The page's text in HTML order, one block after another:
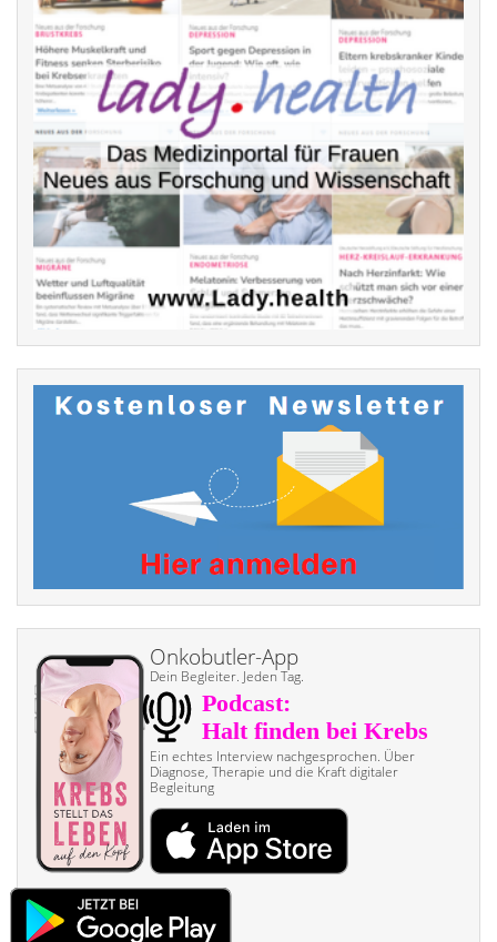
Onkobutler-App
Dein Begleiter. Jeden Tag.
Ein echtes Interview nach­gesprochen. Über
Diagnose, Therapie und die Kraft digitaler
Begleitung